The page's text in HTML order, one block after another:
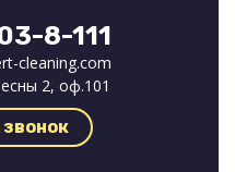
8-111
cleaning.com
2, оф.101